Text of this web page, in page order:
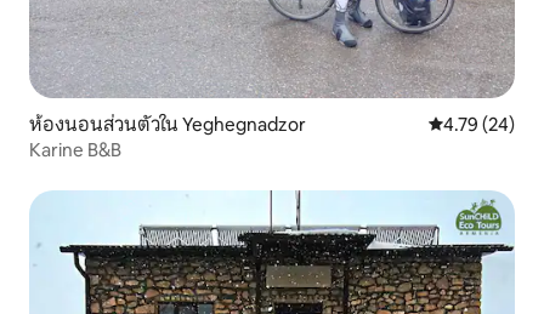
ห้องนอนส่วนตัวใน Yeghegnadzor คะแนนเฉลี่ย
4.79 (24)
Karine B&B